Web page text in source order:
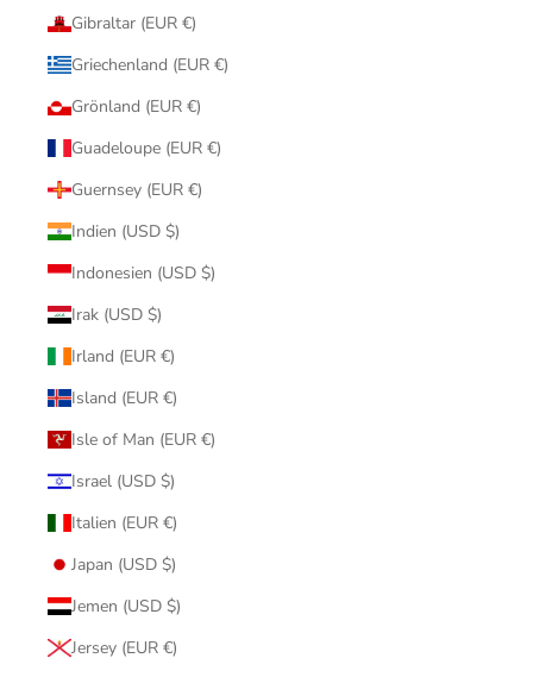
Gibraltar (EUR €)
Griechenland (EUR €)
Grönland (EUR €)
Guadeloupe (EUR €)
Guernsey (EUR €)
Indien (USD $)
Indonesien (USD $)
Irak (USD $)
Irland (EUR €)
Island (EUR €)
Isle of Man (EUR €)
Israel (USD $)
Italien (EUR €)
Japan (USD $)
Jemen (USD $)
Jersey (EUR €)